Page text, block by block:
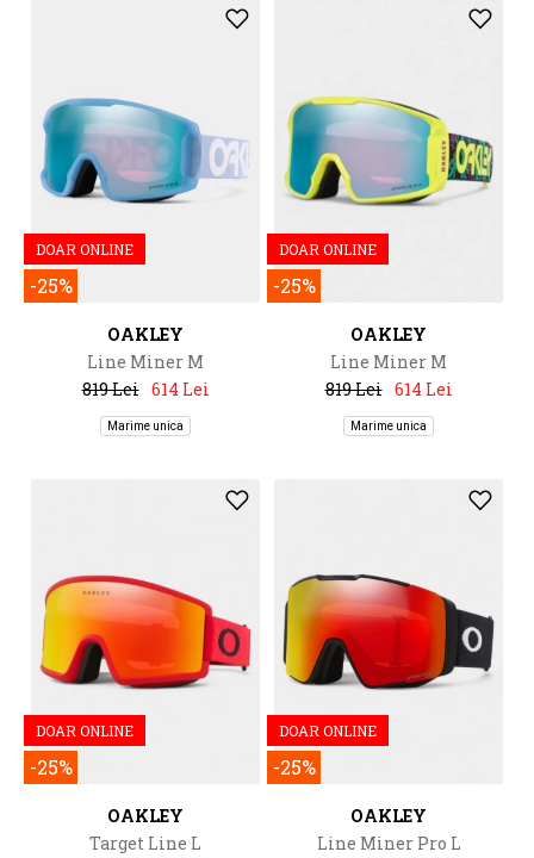
DOAR ONLINE
-25%
OAKLEY
Line Miner M
819 Lei 614 Lei
Marime unica
DOAR ONLINE
-25%
OAKLEY
Line Miner M
819 Lei 614 Lei
Marime unica
DOAR ONLINE
-25%
OAKLEY
Target Line L
DOAR ONLINE
-25%
OAKLEY
Line Miner Pro L